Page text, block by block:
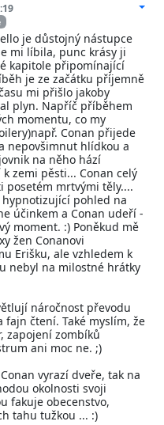
je důstojný nástupce
mi líbila, punc krásy ji
kapitole připomínající
je ze začátku příjemně
mi přišlo jakoby
plyn. Napříč příběhem
momentu, co my
Conan přijede
nepovšimnut hlídkou a
na něho hází
zemi pěsti... Conan celý
posetém mrtvými těly....
pohled na
účinkem a Conan udeří -
moment. :) Poněkud mě
žen Conanovi
Erišku, ale vzhledem k
nebyl na milostné hrátky
náročnost převodu
fajn čtení. Také myslím, že
zapojení zombíků
ani moc ne. ;)
vyrazí dveře, tak na
okolnosti svoji
fakuje obecenstvo,
tahu tužkou ... :)